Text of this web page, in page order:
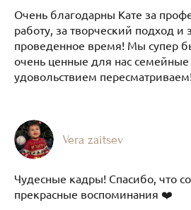
Очень благодарны Кате за
работу, за творческий подход и
проведенное время! Мы супер
очень ценные для нас семейные
удовольствием
Vera zaitsev
Чудесные кадры! Спасибо, что
прекрасные воспоминания ❤️